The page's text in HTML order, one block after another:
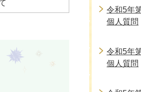
令和5年
個人質問
令和5年
個人質問